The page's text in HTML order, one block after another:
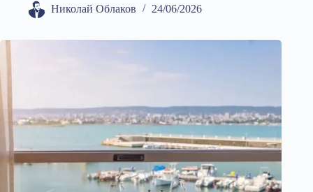
Николай Облаков 24/06/2026